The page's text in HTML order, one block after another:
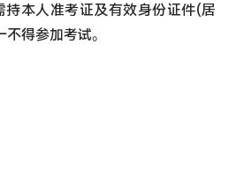
本人准考证及有效身份证件(居
得参加考试。